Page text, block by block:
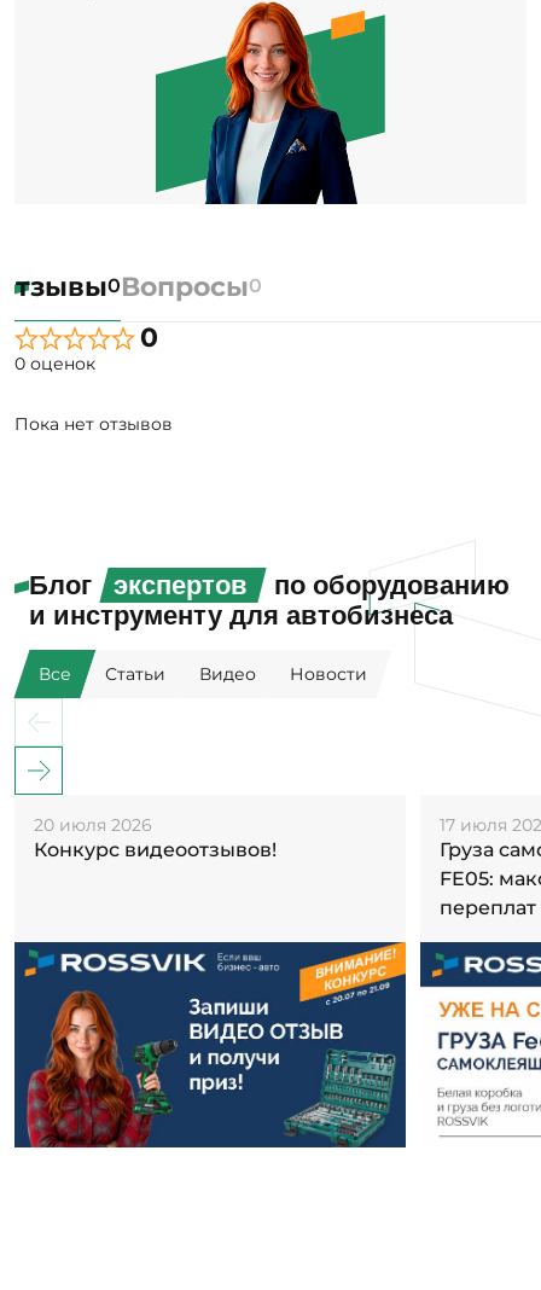
0Вопросы0
0
0 оценок
Пока нет отзывов
Блог экспертов
по оборудованию
и инструменту для автобизнеса
Все Статьи Видео Новости
20 июля 2026
Конкурс видеоотзывов!
17 июля
Груза
FE05:
переплат